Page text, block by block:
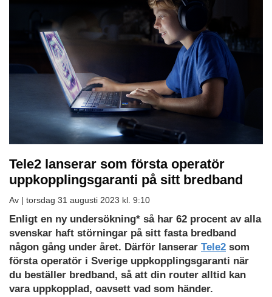
Tele2 lanserar som första operatör
uppkopplingsgaranti på sitt bredband
Av | torsdag 31 augusti 2023 kl. 9:10
Enligt en ny undersökning* så har 62 procent av alla
svenskar haft störningar på sitt fasta bredband
någon gång under året. Därför lanserar Tele2 som
första operatör i Sverige uppkopplingsgaranti när
du beställer bredband, så att din router alltid kan
vara uppkopplad, oavsett vad som händer.